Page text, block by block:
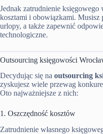
Jednak zatrudnienie księgowego
kosztami i obowiązkami. Musisz
urlopy, a także zapewnić
technologiczne.
Outsourcing księgowości
Decydując się na outsourcing
zyskujesz wiele przewag
Oto najważniejsze z nich:
1. Oszczędność kosztów
Zatrudnienie własnego